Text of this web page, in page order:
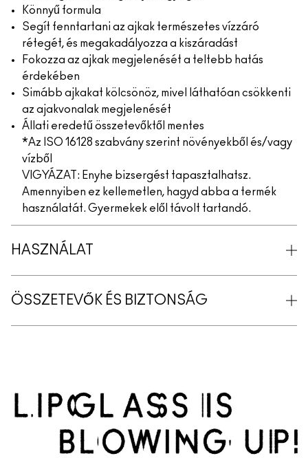
Könnyű formula
Segít fenntartani az ajkak természetes vízzáró
rétegét, és megakadályozza a kiszáradást
Fokozza az ajkak megjelenését a teltebb hatás
érdekében
Simább ajkakat kölcsönöz, mivel láthatóan csökkenti
az ajakvonalak megjelenését
Állati eredetű összetevőktől mentes
*Az ISO 16128 szabvány szerint növényekből és/vagy
vízből
VIGYÁZAT: Enyhe bizsergést tapasztalhatsz.
Amennyiben ez kellemetlen, hagyd abba a termék
használatát. Gyermekek elől távolt tartandó.
HASZNÁLAT
ÖSSZETEVŐK ÉS BIZTONSÁG